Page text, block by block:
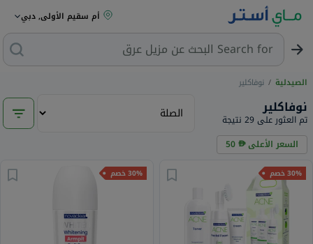
أم سقيم الأولى, دبي
Search for البحث عن مزيل عرق
الصيدلية / نوفاكلير
نوفاكلير
تم العثور على 29 نتيجة
السعر الأعلى
30% خصم 30% خصم